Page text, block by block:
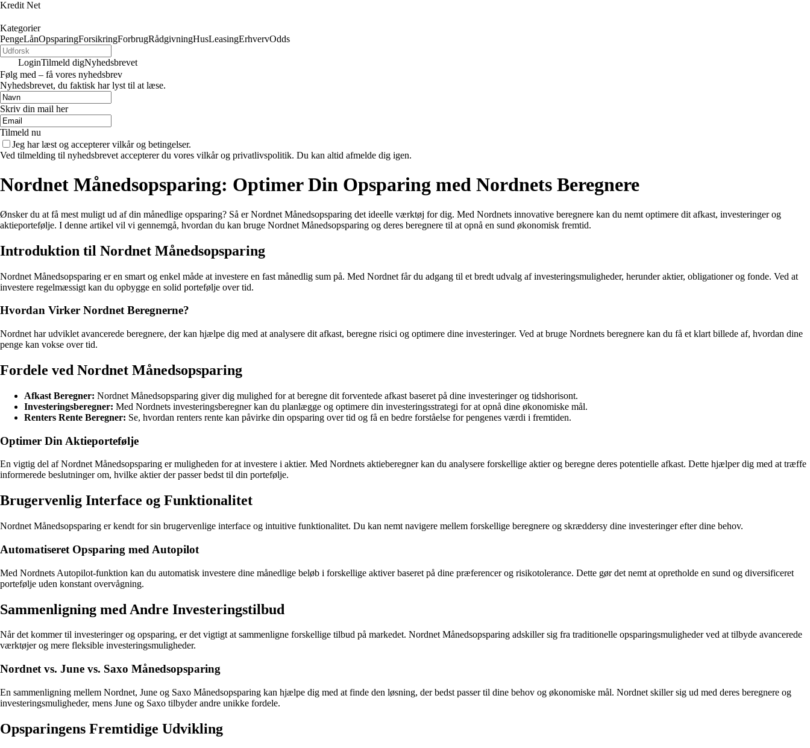
Kredit Net
Kategorier
PengeLånOpsparingForsikringForbrugRådgivningHusLeasingErhvervOdds
LoginTilmeld digNyhedsbrevet
Følg med – få vores nyhedsbrev
Nyhedsbrevet, du faktisk har lyst til at læse.
Skriv din mail her
Tilmeld nu
Jeg har læst og accepterer vilkår og betingelser.
Ved tilmelding til nyhedsbrevet accepterer du vores vilkår og privatlivspolitik. Du kan altid afmelde dig igen.
Nordnet Månedsopsparing: Optimer Din Opsparing med Nordnets Beregnere
Ønsker du at få mest muligt ud af din månedlige opsparing? Så er Nordnet Månedsopsparing det ideelle værktøj for dig. Med Nordnets innovative beregnere kan du nemt optimere dit afkast, investeringer og
aktieportefølje. I denne artikel vil vi gennemgå, hvordan du kan bruge Nordnet Månedsopsparing og deres beregnere til at opnå en sund økonomisk fremtid.
Introduktion til Nordnet Månedsopsparing
Nordnet Månedsopsparing er en smart og enkel måde at investere en fast månedlig sum på. Med Nordnet får du adgang til et bredt udvalg af investeringsmuligheder, herunder aktier, obligationer og fonde. Ved at
investere regelmæssigt kan du opbygge en solid portefølje over tid.
Hvordan Virker Nordnet Beregnerne?
Nordnet har udviklet avancerede beregnere, der kan hjælpe dig med at analysere dit afkast, beregne risici og optimere dine investeringer. Ved at bruge Nordnets beregnere kan du få et klart billede af, hvordan dine
penge kan vokse over tid.
Fordele ved Nordnet Månedsopsparing
Afkast Beregner: Nordnet Månedsopsparing giver dig mulighed for at beregne dit forventede afkast baseret på dine investeringer og tidshorisont.
Investeringsberegner: Med Nordnets investeringsberegner kan du planlægge og optimere din investeringsstrategi for at opnå dine økonomiske mål.
Renters Rente Beregner: Se, hvordan renters rente kan påvirke din opsparing over tid og få en bedre forståelse for pengenes værdi i fremtiden.
Optimer Din Aktieportefølje
En vigtig del af Nordnet Månedsopsparing er muligheden for at investere i aktier. Med Nordnets aktieberegner kan du analysere forskellige aktier og beregne deres potentielle afkast. Dette hjælper dig med at træffe
informerede beslutninger om, hvilke aktier der passer bedst til din portefølje.
Brugervenlig Interface og Funktionalitet
Nordnet Månedsopsparing er kendt for sin brugervenlige interface og intuitive funktionalitet. Du kan nemt navigere mellem forskellige beregnere og skræddersy dine investeringer efter dine behov.
Automatiseret Opsparing med Autopilot
Med Nordnets Autopilot-funktion kan du automatisk investere dine månedlige beløb i forskellige aktiver baseret på dine præferencer og risikotolerance. Dette gør det nemt at opretholde en sund og diversificeret
portefølje uden konstant overvågning.
Sammenligning med Andre Investeringstilbud
Når det kommer til investeringer og opsparing, er det vigtigt at sammenligne forskellige tilbud på markedet. Nordnet Månedsopsparing adskiller sig fra traditionelle opsparingsmuligheder ved at tilbyde avancerede
værktøjer og mere fleksible investeringsmuligheder.
Nordnet vs. June vs. Saxo Månedsopsparing
En sammenligning mellem Nordnet, June og Saxo Månedsopsparing kan hjælpe dig med at finde den løsning, der bedst passer til dine behov og økonomiske mål. Nordnet skiller sig ud med deres beregnere og
investeringsmuligheder, mens June og Saxo tilbyder andre unikke fordele.
Opsparingens Fremtidige Udvikling